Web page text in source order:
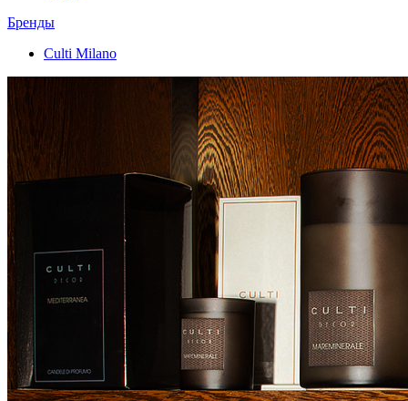
Бренды
Culti Milano